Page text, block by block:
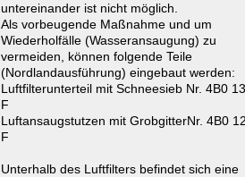
untereinander ist nicht möglich.
Als vorbeugende Maßnahme und um
Wiederholfälle (Wasseransaugung) zu
vermeiden, können folgende Teile
(Nordlandausführung) eingebaut werden:
Luftfilterunterteil mit Schneesieb Nr. 4B0
F
Luftansaugstutzen mit GrobgitterNr. 4B0
F
Unterhalb des Luftfilters befindet sich eine